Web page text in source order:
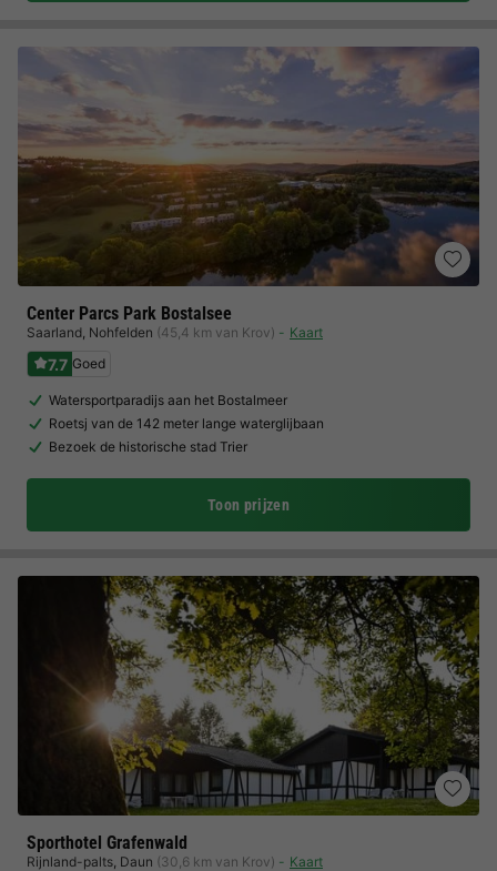
Center Parcs Park Bostalsee
Saarland, Nohfelden (45,4 km van Krov) Kaart
7.7 Goed
Watersportparadijs aan het Bostalmeer
Roetsj van de 142 meter lange waterglijbaan
Bezoek de historische stad Trier
Toon prijzen
Sporthotel Grafenwald
Rijnland-palts, Daun (30,6 km van Krov) Kaart